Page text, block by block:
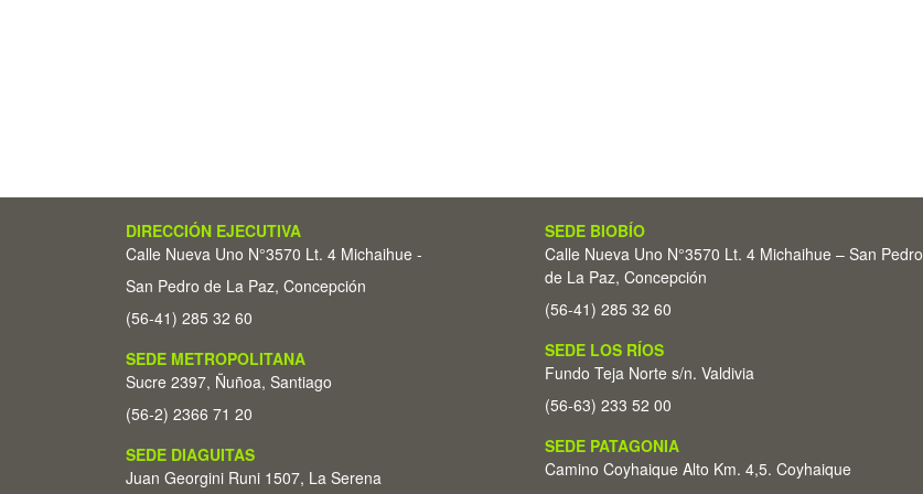
DIRECCIÓN EJECUTIVA
Calle Nueva Uno N°3570 Lt. 4 Michaihue -
San Pedro de La Paz, Concepción
(56-41) 285 32 60
SEDE METROPOLITANA
Sucre 2397, Ñuñoa, Santiago
(56-2) 2366 71 20
SEDE DIAGUITAS
Juan Georgini Runi 1507, La Serena
SEDE BIOBÍO
Calle Nueva Uno N°3570 Lt. 4 Michaihue – San Pedro
de La Paz, Concepción
(56-41) 285 32 60
SEDE LOS RÍOS
Fundo Teja Norte s/n. Valdivia
(56-63) 233 52 00
SEDE PATAGONIA
Camino Coyhaique Alto Km. 4,5. Coyhaique